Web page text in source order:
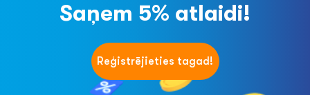
Saņem 5% atlaidi!
Reģistrējieties tagad!